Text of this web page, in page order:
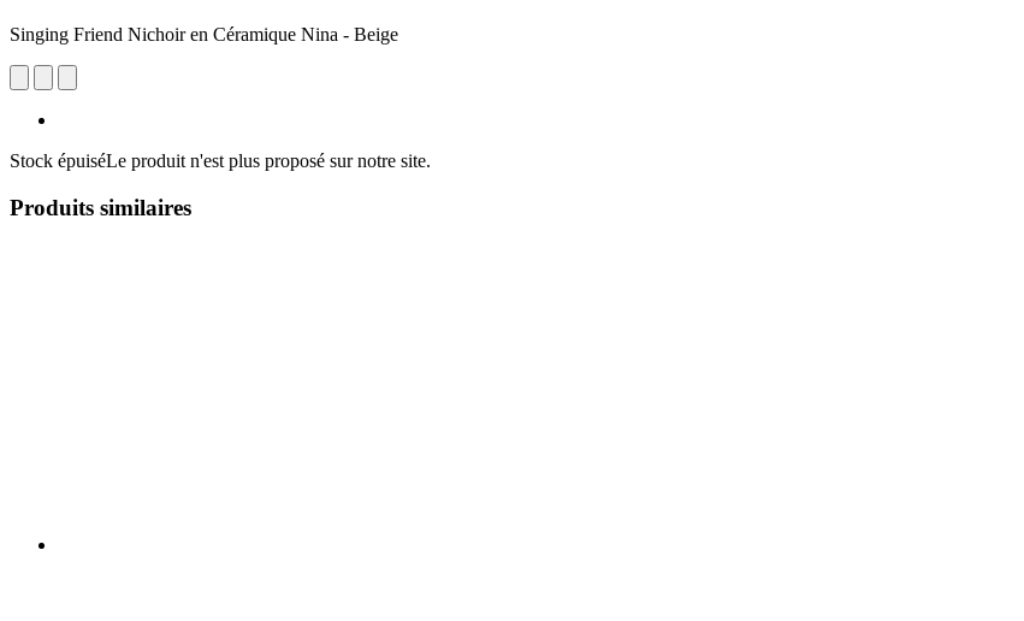
Singing Friend Nichoir en Céramique Nina - Beige
Stock épuiséLe produit n'est plus proposé sur notre site.
Produits similaires